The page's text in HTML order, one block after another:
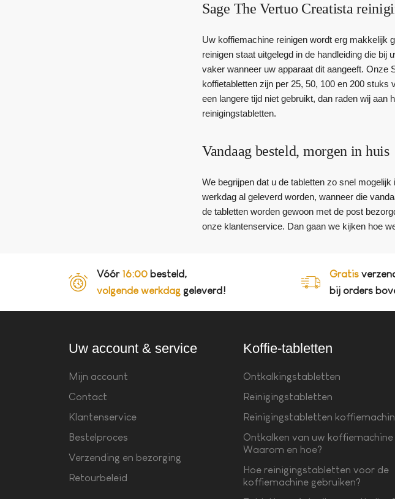
Sage The Vertuo Creatista
Uw koffiemachine reinigen wordt erg makkelijk
reinigen staat uitgelegd in de handleiding die
vaker wanneer uw apparaat dit aangeeft. Onze
koffietabletten zijn per 25, 50, 100 en 200
een langere tijd niet gebruikt, dan raden wij
reinigingstabletten.
Vandaag besteld, morgen in huis
We begrijpen dat u de tabletten zo snel
werkdag al geleverd worden, wanneer die
de tabletten worden gewoon met de post
onze klantenservice. Dan gaan we kijken hoe
Vóór 16:00 besteld,
volgende werkdag geleverd!
Gratis
bij orders
Uw account & service
Mijn account
Contact
Klantenservice
Bestelproces
Verzending en bezorging
Retourbeleid
Koffie-tabletten
Ontkalkingstabletten
Reinigingstabletten
Reinigingstabletten
Ontkalken van uw koffiemachine
Waarom en hoe?
Hoe reinigingstabletten voor de
koffiemachine gebruiken?